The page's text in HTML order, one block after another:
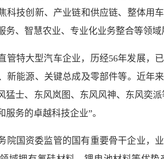
科技创新、产业链和供应链、整体用
务、智慧农业、专业化业务整合等领
管特大型汽车企业，历经56年发展，
新能源、关键总成及零部件等。近年
猛士、东风岚图、东风风神、东风奕
务的卓越科技企业”。
院国资委监管的国有重要骨干企业，